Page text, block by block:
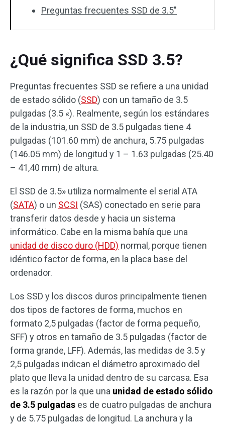
Preguntas frecuentes SSD de 3.5″
¿Qué significa SSD 3.5?
Preguntas frecuentes SSD se refiere a una unidad
de estado sólido (SSD) con un tamaño de 3.5
pulgadas (3.5 «). Realmente, según los estándares
de la industria, un SSD de 3.5 pulgadas tiene 4
pulgadas (101.60 mm) de anchura, 5.75 pulgadas
(146.05 mm) de longitud y 1 – 1.63 pulgadas (25.40
– 41,40 mm) de altura.
El SSD de 3.5» utiliza normalmente el serial ATA
(SATA) o un SCSI (SAS) conectado en serie para
transferir datos desde y hacia un sistema
informático. Cabe en la misma bahía que una
unidad de disco duro (HDD) normal, porque tienen
idéntico factor de forma, en la placa base del
ordenador.
Los SSD y los discos duros principalmente tienen
dos tipos de factores de forma, muchos en
formato 2,5 pulgadas (factor de forma pequeño,
SFF) y otros en tamaño de 3.5 pulgadas (factor de
forma grande, LFF). Además, las medidas de 3.5 y
2,5 pulgadas indican el diámetro aproximado del
plato que lleva la unidad dentro de su carcasa. Esa
es la razón por la que una unidad de estado sólido
de 3.5 pulgadas es de cuatro pulgadas de anchura
y de 5.75 pulgadas de longitud. La anchura y la